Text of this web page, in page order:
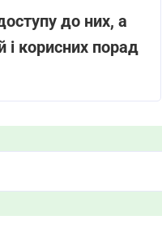
до них, а
і корисних порад